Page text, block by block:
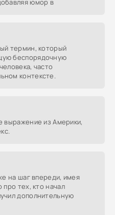
юмор в
термин, который
беспорядочную
часто
контексте.
выражение из Америки,
на шаг впереди, имея
про тех, кто начал
дополнительную